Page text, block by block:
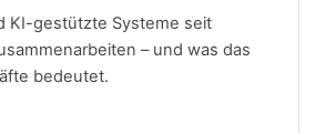
KI-gestützte Systeme seit
– und was das
bedeutet.